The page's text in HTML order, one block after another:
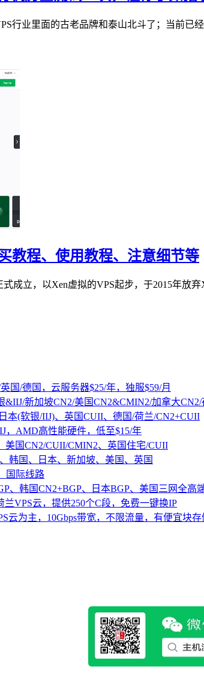
行业里面的古老品牌和泰山北斗了；当前
教程、使用教程、注意细节等
成立，以Xen虚拟的VPS起步，于2015年
国/德国，云服务器$25/年，独服$59/月
&IIJ/新加坡CN2/美国CN2&CMIN2/加拿大CN2/
本(软银/IIJ)、英国CUII、德国/荷兰/CN2+CUII
，AMD高性能硬件，低至$15/年
美国CN2/CUII/CMIN2、英国住宅/CUII
韩国、日本、新加坡、美国、英国
国际线路
、韩国CN2+BGP、日本BGP、美国三网全高
VPS云，提供250个C段，免费一键换IP
云为主，10Gbps带宽，不限流量，有便宜块存